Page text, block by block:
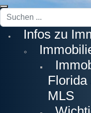
Erstklassige
Suchen
Infos zu
Florida
MLS